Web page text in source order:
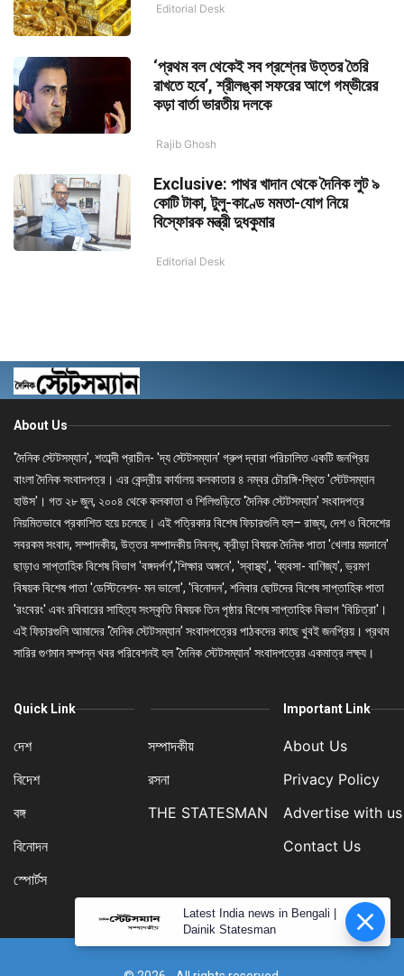
Editorial Desk
‘প্রথম বল থেকেই সব প্রশ্নের উত্তর তৈরি
রাখতে হবে’, শ্রীলঙ্কা সফরের আগে গম্ভীরের
কড়া বার্তা ভারতীয় দলকে
Rajib Ghosh
Exclusive: পাথর খাদান থেকে দৈনিক লুট ৯
কোটি টাকা, টুলু-কাণ্ডে মমতা-যোগ নিয়ে
বিস্ফোরক মন্ত্রী দুধকুমার
Editorial Desk
About Us
'দৈনিক স্টেটসম্যান', শতাব্দী প্রাচীন- 'দ্য স্টেটসম্যান' গ্রুপ দ্বারা পরিচালিত একটি জনপ্রিয়
বাংলা দৈনিক সংবাদপত্র। এর কেন্দ্রীয় কার্যালয় কলকাতার ৪ নম্বর চৌরঙ্গি-স্থিত 'স্টেটসম্যান
হাউস'। গত ২৮ জুন, ২০০৪ থেকে কলকাতা ও শিলিগুড়িতে 'দৈনিক স্টেটসম্যান' সংবাদপত্র
নিয়মিতভাবে প্রকাশিত হয়ে চলেছে। এই পত্রিকার বিশেষ ফিচারগুলি হল– রাজ্য, দেশ ও বিদেশের
সবরকম সংবাদ, সম্পাদকীয়, উত্তর সম্পাদকীয় নিবন্ধ, ক্রীড়া বিষয়ক দৈনিক পাতা 'খেলার ময়দানে'
ছাড়াও সাপ্তাহিক বিশেষ বিভাগ 'বঙ্গদর্পণ','শিক্ষার অঙ্গনে', 'স্বাস্থ্য', 'ব্যবসা- বাণিজ্য', ভ্রমণ
বিষয়ক বিশেষ পাতা 'ডেস্টিনেশন- মন ভালো', 'বিনোদন', শনিবার ছোটদের বিশেষ সাপ্তাহিক পাতা
'রংবেরং' এবং রবিবারের সাহিত্য সংস্কৃতি বিষয়ক তিন পৃষ্ঠার বিশেষ সাপ্তাহিক বিভাগ 'বিচিত্রা'।
এই ফিচারগুলি আমাদের 'দৈনিক স্টেটসম্যান' সংবাদপত্রের পাঠকদের কাছে খুবই জনপ্রিয়। প্রথম
সারির গুণমান সম্পন্ন খবর পরিবেশনই হল 'দৈনিক স্টেটসম্যান' সংবাদপত্রের একমাত্র লক্ষ্য।
Quick Link
দেশ
বিদেশ
বঙ্গ
বিনোদন
স্পোর্টস
সম্পাদকীয়
রসনা
THE STATESMAN
Important Link
About Us
Privacy Policy
Advertise with us
Contact Us
Latest India news in Bengali |
Dainik Statesman